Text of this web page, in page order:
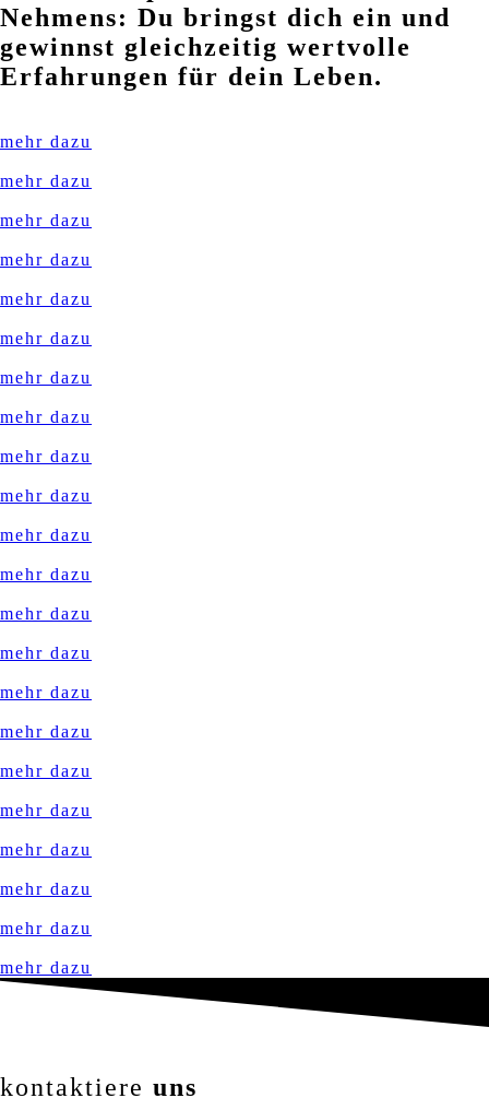
Nehmens: Du bringst dich ein und
gewinnst gleichzeitig wertvolle
Erfahrungen für dein Leben.
mehr dazu
mehr dazu
mehr dazu
mehr dazu
mehr dazu
mehr dazu
mehr dazu
mehr dazu
mehr dazu
mehr dazu
mehr dazu
mehr dazu
mehr dazu
mehr dazu
mehr dazu
mehr dazu
mehr dazu
mehr dazu
mehr dazu
mehr dazu
mehr dazu
mehr dazu
kontaktiere uns